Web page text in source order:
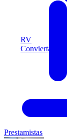
RV
Convierta
Prestamistas